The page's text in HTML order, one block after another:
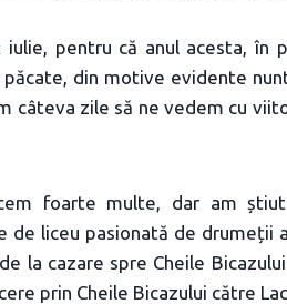
iulie, pentru că anul acesta,
din motive evidente
câteva zile să ne vedem cu
foarte multe, dar am
de liceu pasionată de drumeții
la cazare spre Cheile
prin Cheile Bicazului către